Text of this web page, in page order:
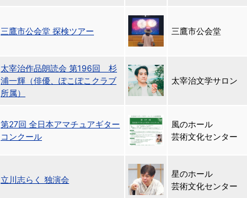
三鷹市公会堂 探検ツアー 三鷹市公会堂
太宰治作品朗読会 第196回 杉
浦一輝（俳優、ぽこぽこクラブ
所属）
太宰治文学サロン
第27回 全日本アマチュアギター
コンクール
風のホール
芸術文化センター
立川志らく 独演会
星のホール
芸術文化センター